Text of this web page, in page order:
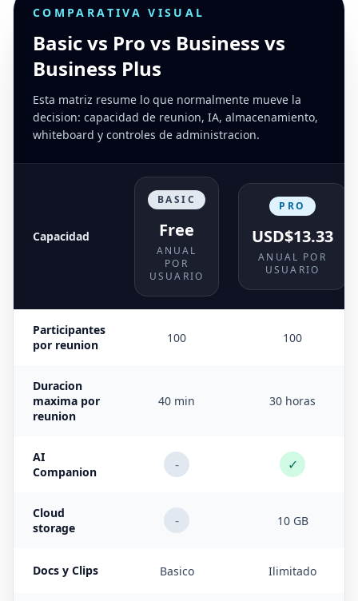
COMPARATIVA VISUAL
Basic vs Pro vs Business vs
Business Plus
Esta matriz resume lo que normalmente mueve la
decision: capacidad de reunion, IA, almacenamiento,
whiteboard y controles de administracion.
Capacidad
BASIC
Free
ANUAL
POR
USUARIO
PRO
USD$13.33
ANUAL POR
USUARIO
Participantes
por reunion
100 100
Duracion
maxima por
reunion
40 min 30 horas
AI
Companion
- ✓
Cloud
storage
- 10 GB
Docs y Clips Basico Ilimitado